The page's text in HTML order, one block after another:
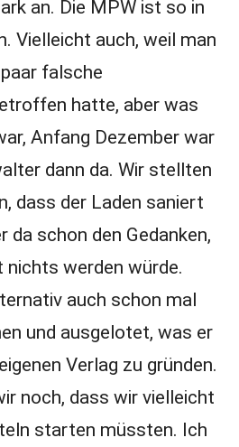
an. Die MPW ist so in
Vielleicht auch, weil man
falsche
hatte, aber was
Anfang Dezember war
dann da. Wir stellten
dass der Laden saniert
da schon den Gedanken,
nichts werden würde.
auch schon mal
und ausgelotet, was er
Verlag zu gründen.
noch, dass wir vielleicht
starten müssten. Ich